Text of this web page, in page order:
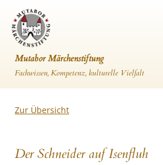
Mutabor Märchenstiftung
Fachwissen, Kompetenz, kulturelle Vielfalt
Zur Übersicht
Der Schneider auf Isenfluh